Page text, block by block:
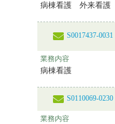
病棟看護 外来看護
S0017437-0031
業務内容
病棟看護
S0110069-0230
業務内容